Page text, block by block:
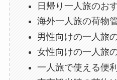
日帰り一人旅のお
海外一人旅の荷物
男性向けの一人旅
女性向けの一人旅
一人旅で使える便